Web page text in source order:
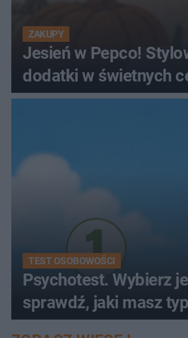
ZAKUPY
Jesień w Pepco!
dodatki w świetnych
TEST OSOBOWOŚCI
Psychotest. Wybierz
sprawdź, jaki masz